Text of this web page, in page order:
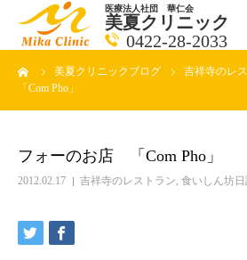
医療法人社団 華仁会
美夏クリニック
0422-28-2033
美夏クリニックブログ 吉祥寺のレ
「Com Pho」
フォーのお店 「Com Pho」
2012.02.17 吉祥寺のレストラン, 食いしん坊
医師紹介
クリニックの紹介
アクセス